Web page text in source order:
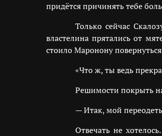
придётся причинять тебе
Только сейчас
властелина прятались от
стоило Маронону
«Что ж, ты ведь
Решимости покрыть
— Итак, мой
Отвечать не